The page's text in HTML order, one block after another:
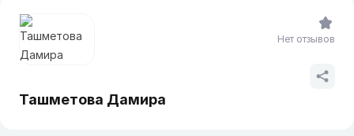
Ташметова Дамира
Нет отзывов